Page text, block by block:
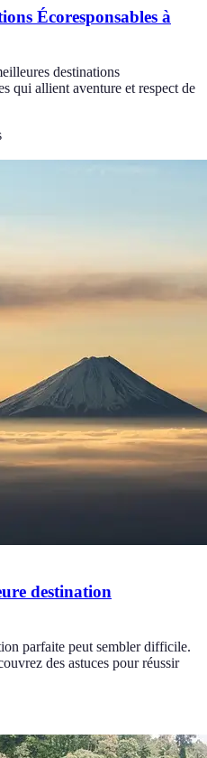
Écoresponsables à
destinations
qui allient aventure et respect de
destination
parfaite peut sembler difficile.
des astuces pour réussir